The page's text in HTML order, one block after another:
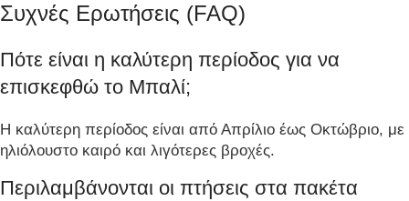
Συχνές Ερωτήσεις (FAQ)
Πότε είναι η καλύτερη περίοδος για να
επισκεφθώ το Μπαλί;
Η καλύτερη περίοδος είναι από Απρίλιο έως Οκτώβριο, με
ηλιόλουστο καιρό και λιγότερες βροχές.
Περιλαμβάνονται οι πτήσεις στα πακέτα